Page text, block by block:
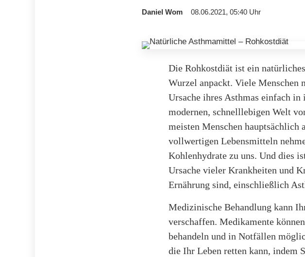
Daniel Wom 08.06.2021, 05:40 Uhr
Die Rohkostdiät ist ein
Wurzel anpackt. Viele Menschen
Ursache ihres Asthmas einfach
modernen, schnelllebigen Welt
meisten Menschen hauptsächlich
vollwertigen Lebensmitteln
Kohlenhydrate zu uns. Und dies
Ursache vieler Krankheiten und
Ernährung sind, einschließlich
Medizinische Behandlung kann
verschaffen. Medikamente
behandeln und in Notfällen
die Ihr Leben retten kann, indem